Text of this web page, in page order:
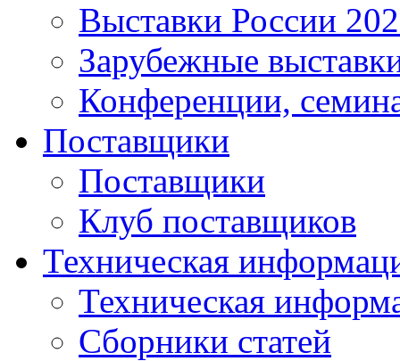
Выставки России
Зарубежные
Конференции,
Поставщики
Поставщики
Клуб поставщиков
Техническая
Техническая
Сборники статей